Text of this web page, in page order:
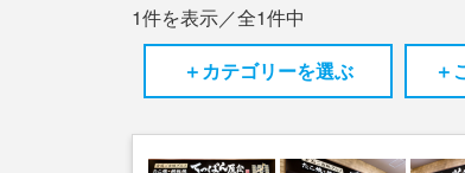
1件を表示／全1件中
＋カテゴリーを選ぶ
＋